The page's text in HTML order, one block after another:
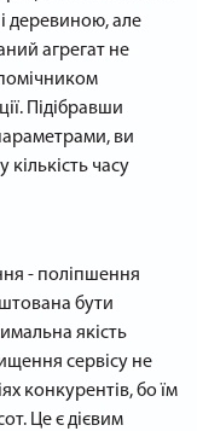
деревиною, але
агрегат не
Підібравши
ви
часу
- поліпшення
бути
якість
сервісу не
конкурентів, бо їм
Це є дієвим